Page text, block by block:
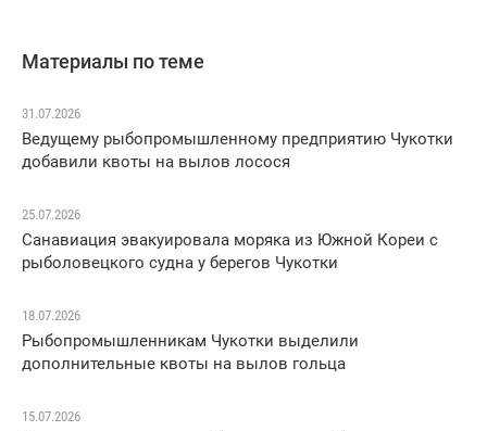
Материалы по теме
31.07.2026
Ведущему рыбопромышленному предприятию Чукотки
добавили квоты на вылов лосося
25.07.2026
Санавиация эвакуировала моряка из Южной Кореи с
рыболовецкого судна у берегов Чукотки
18.07.2026
Рыбопромышленникам Чукотки выделили
дополнительные квоты на вылов гольца
15.07.2026